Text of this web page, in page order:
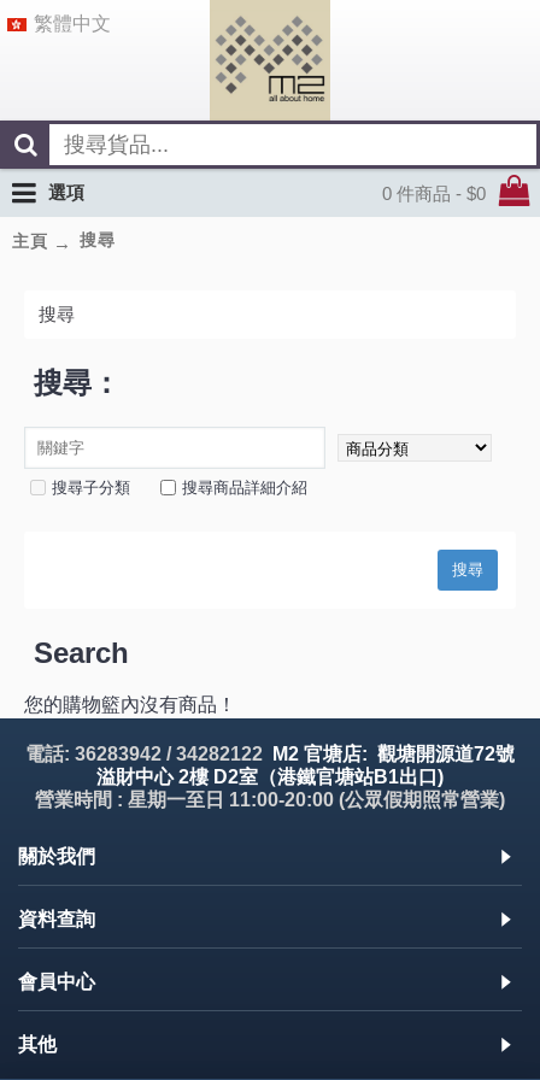
繁體中文
0 件商品 - $0
選項
主頁 搜尋
搜尋
搜尋：
搜尋子分類 搜尋商品詳細介紹
Search
您的購物籃內沒有商品！
電話: 36283942 / 34282122
M2 官塘店: 觀塘開源道72號
溢財中心 2樓 D2室（港鐵官塘站B1出口)
營業時間 : 星期一至日 11:00-20:00 (公眾假期照常營業)
關於我們
資料查詢
會員中心
其他